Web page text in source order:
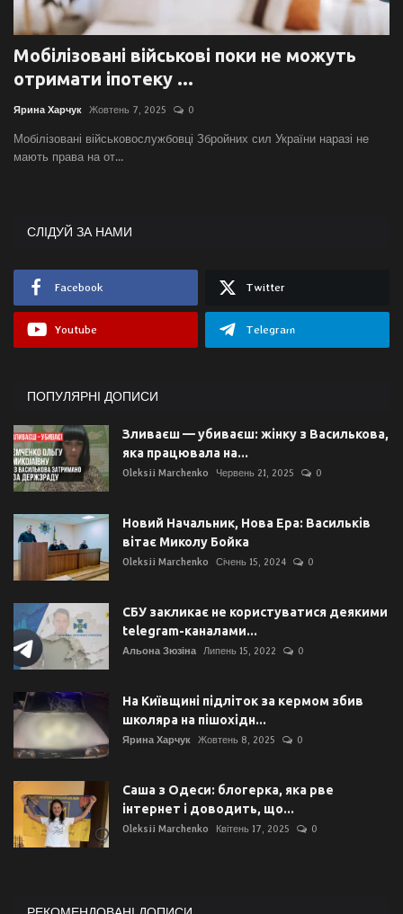
Мобілізовані військові поки не можуть
отримати іпотеку ...
Ярина Харчук Жовтень 7, 2025 0
Мобілізовані військовослужбовці Збройних сил України наразі не
мають права на от...
СЛІДУЙ ЗА НАМИ
Facebook Twitter
Youtube Telegram
ПОПУЛЯРНІ ДОПИСИ
Зливаєш — убиваєш: жінку з Василькова,
яка працювала на...
Oleksii Marchenko Червень 21, 2025 0
Новий Начальник, Нова Ера: Васильків
вітає Миколу Бойка
Oleksii Marchenko Січень 15, 2024 0
СБУ закликає не користуватися деякими
telegram-каналами...
Альона Зюзіна Липень 15, 2022 0
На Київщині підліток за кермом збив
школяра на пішохідн...
Ярина Харчук Жовтень 8, 2025 0
Саша з Одеси: блогерка, яка рве
інтернет і доводить, що...
Oleksii Marchenko Квітень 17, 2025 0